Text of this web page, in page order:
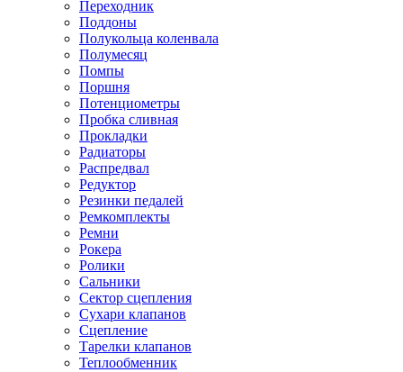
Переходник
Поддоны
Полукольца коленвала
Полумесяц
Помпы
Поршня
Потенциометры
Пробка сливная
Прокладки
Радиаторы
Распредвал
Редуктор
Резинки педалей
Ремкомплекты
Ремни
Рокера
Ролики
Сальники
Сектор сцепления
Сухари клапанов
Сцепление
Тарелки клапанов
Теплообменник